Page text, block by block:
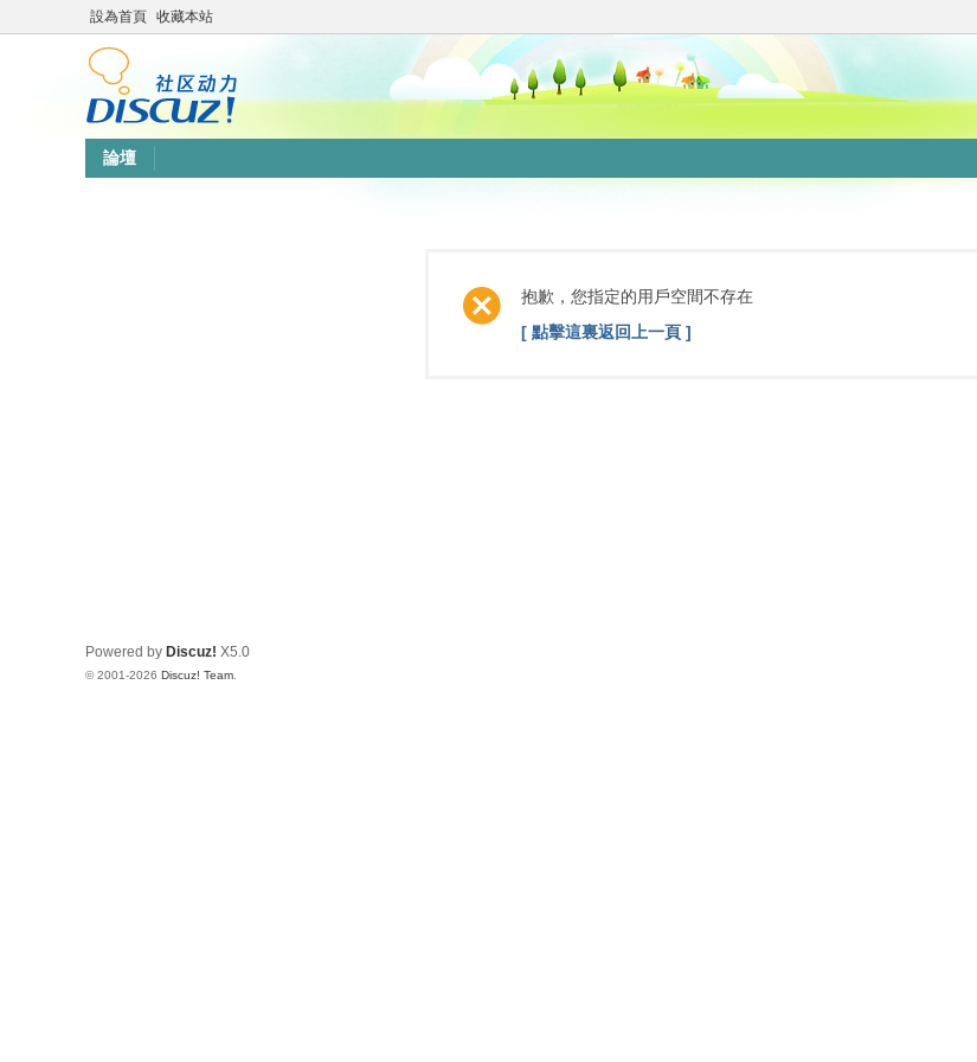
設為首頁 收藏本站
論壇
抱歉，您指定的用戶空間不存在
[ 點擊這裏返回上一頁 ]
Powered by Discuz! X5.0
© 2001-2026 Discuz! Team